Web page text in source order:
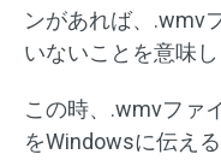
ンがあれば、.wmv
いないことを意味し
この時、.wmvファ
をWindowsに伝え